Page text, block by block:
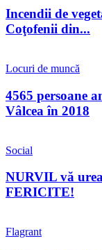
Incendii de
Coţofenii din...
Locuri de muncă
4565 persoane
Vâlcea în 2018
Social
NURVIL vă
FERICITE!
Flagrant